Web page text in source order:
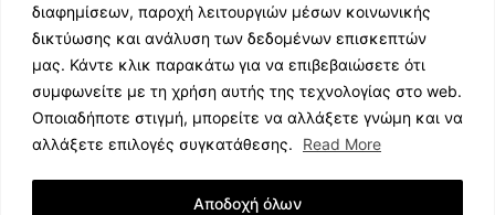
διαφημίσεων, παροχή λειτουργιών μέσων κοινωνικής
δικτύωσης και ανάλυση των δεδομένων επισκεπτών
μας. Κάντε κλικ παρακάτω για να επιβεβαιώσετε ότι
συμφωνείτε με τη χρήση αυτής της τεχνολογίας στο web.
Οποιαδήποτε στιγμή, μπορείτε να αλλάξετε γνώμη και να
αλλάξετε επιλογές συγκατάθεσης.
Read More
Αποδοχή όλων
ΕΛΛΗΝΙΚΗ ΜΟΥΣΙΚΗ
TV SHOWS
EVENTS
ΘΕΑΤΡΟ
ΔΙΑΓΩΝΙΣΜΟΙ
STOA CULTURA